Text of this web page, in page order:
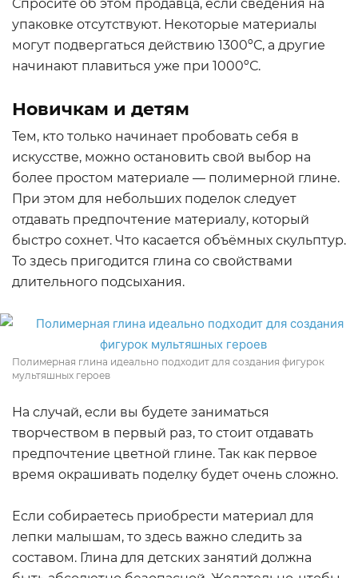
Спросите об этом продавца, если сведения на
упаковке отсутствуют. Некоторые материалы
могут подвергаться действию 1300ºС, а другие
начинают плавиться уже при 1000ºС.
Новичкам и детям
Тем, кто только начинает пробовать себя в
искусстве, можно остановить свой выбор на
более простом материале — полимерной глине.
При этом для небольших поделок следует
отдавать предпочтение материалу, который
быстро сохнет. Что касается объёмных скульптур.
То здесь пригодится глина со свойствами
длительного подсыхания.
Полимерная глина идеально подходит для создания фигурок
мультяшных героев
На случай, если вы будете заниматься
творчеством в первый раз, то стоит отдавать
предпочтение цветной глине. Так как первое
время окрашивать поделку будет очень сложно.
Если собираетесь приобрести материал для
лепки малышам, то здесь важно следить за
составом. Глина для детских занятий должна